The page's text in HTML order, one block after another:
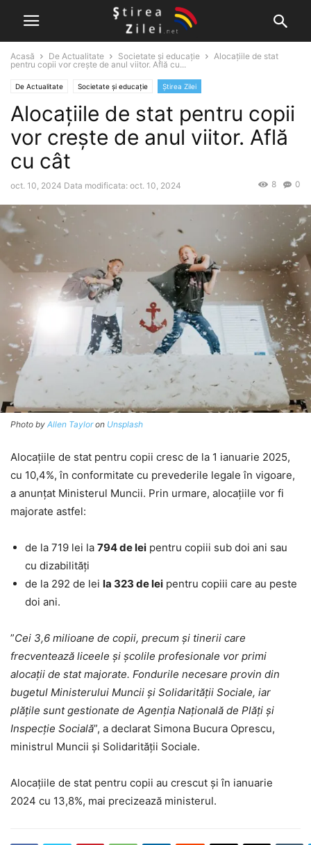
Acasă De Actualitate Societate și educație
Alocațiile de stat
pentru copii vor crește de anul viitor. Află cu...
De Actualitate Societate și educație Știrea Zilei
Alocațiile de stat pentru copii
vor crește de anul viitor. Află
cu cât
oct. 10, 2024 Data modificata: oct. 10, 2024 0
8
Photo by Allen Tayloron Unsplash
Alocațiile de stat pentru copii cresc de la 1 ianuarie 2025,
cu 10,4%, în conformitate cu prevederile legale în vigoare,
a anunțat Ministerul Muncii. Prin urmare, alocațiile vor fi
majorate astfel:
de la 719 lei la 794 de lei pentru copiii sub doi ani sau
cu dizabilități
de la 292 de lei la 323 de lei pentru copiii care au peste
doi ani.
”Cei 3,6 milioane de copii, precum și tinerii care
frecventează liceele și școlile profesionale vor primi
alocații de stat majorate. Fondurile necesare provin din
bugetul Ministerului Muncii și Solidarității Sociale, iar
plățile sunt gestionate de Agenția Națională de Plăți și
Inspecție Socială”, a declarat Simona Bucura Oprescu,
ministrul Muncii și Solidarității Sociale.
Alocațiile de stat pentru copii au crescut și în ianuarie
2024 cu 13,8%, mai precizează ministerul.